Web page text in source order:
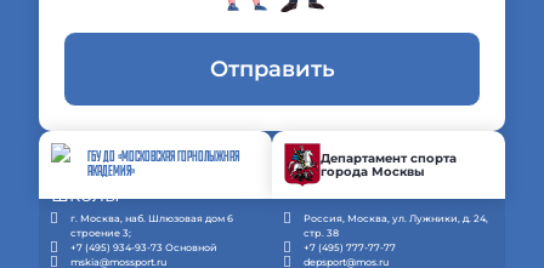
Отправить
ГБУ ДО «МОСКОВСКАЯ ГОРНОЛЫЖНАЯ
АКАДЕМИЯ»
г. Москва, наб. Шлюзовая дом 6
строение 3;
+7 (495) 934-93-73 Основной
mskia@mossport.ru
Департамент спорта
города Москвы
Россия, Москва, ул. Лужники, д. 24,
стр. 38
+7 (495) 777-77-77
depsport@mos.ru